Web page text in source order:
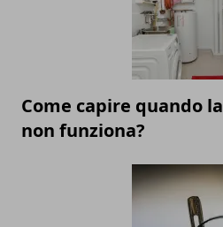
Come capire quando
non funziona?